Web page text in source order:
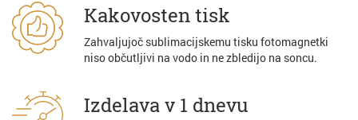
Kakovosten tisk
Zahvaljujoč sublimacijskemu tisku fotomagnetki
niso občutljivi na vodo in ne zbledijo na soncu.
Izdelava v 1 dnevu